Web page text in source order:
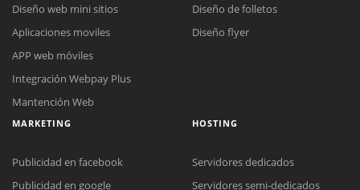
Diseño web mini sitios
Aplicaciones moviles
APP web móviles
Integración Webpay Plus
Mantención Web
Diseño de folletos
Diseño flyer
MARKETING
Publicidad en facebook
Publicidad en google
HOSTING
Servidores dedicados
Servidores semi-dedicados